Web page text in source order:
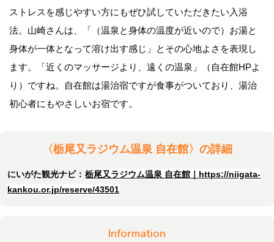
ストレスを感じやすい方にもぜひ試していただきたい入浴
法。山崎さんは、「（温泉と身体の温度が近いので）お湯と
身体が一体となって溶け出す感じ」とその心地よさを表現し
ます。「近くのマッサージより、遠くの温泉」（自在館HPよ
り）ですね。自在館は湯治宿ですが食事がついており、湯治
初心者にもやさしいお宿です。
〈栃尾又ラジウム温泉 自在館〉の詳細
にいがた観光ナビ： 栃尾又ラジウム温泉 自在館｜https://niigata-
kankou.or.jp/reserve/43501
Information